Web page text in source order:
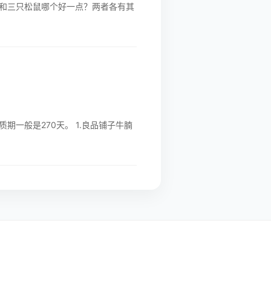
三只松鼠哪个好一点？两者各有其
期一般是270天。 1.良品铺子牛腩